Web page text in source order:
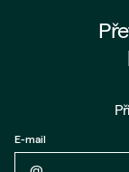
E-mail